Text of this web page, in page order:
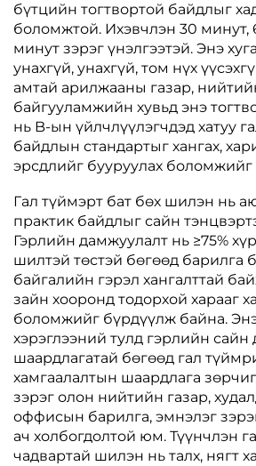
бүтцийн тогтвортой байдлыг
боломжтой. Ихэвчлэн 30 минут,
минут зэрэг үнэлгээтэй. Энэ
унахгүй, унахгүй, том нүх
амтай арилжааны газар,
байгууламжийн хувьд энэ
нь B-ын үйлчлүүлэгчдэд хатуу
байдлын стандартыг хангах,
эрсдлийг бууруулах боломжийг
Гал түймэрт бат бөх шилэн нь
практик байдлыг сайн
Гэрлийн дамжуулалт нь ≥75%
шилтэй төстэй бөгөөд барилга
байгалийн гэрэл хангалттай
зайн хооронд тодорхой харааг
боломжийг бүрдүүлж байна.
хэрэглээний тулд гэрлийн сайн
шаардлагатай бөгөөд гал
хамгаалалтын шаардлага
зэрэг олон нийтийн газар,
оффисын барилга, эмнэлэг
ач холбогдолтой юм. Түүнчлэн
чадвартай шилэн нь талх, нягт